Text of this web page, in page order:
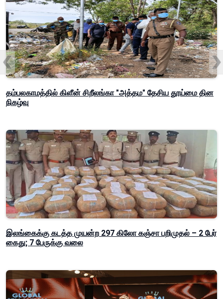
தம்பலகாமத்தில் கிளீன் சிறீலங்கா "அத்தம" தேசிய தூய்மை தின
நிகழ்வு
இலங்கைக்கு கடத்த முயன்ற 297 கிலோ கஞ்சா பறிமுதல் – 2 பேர்
கைது; 7 பேருக்கு வலை